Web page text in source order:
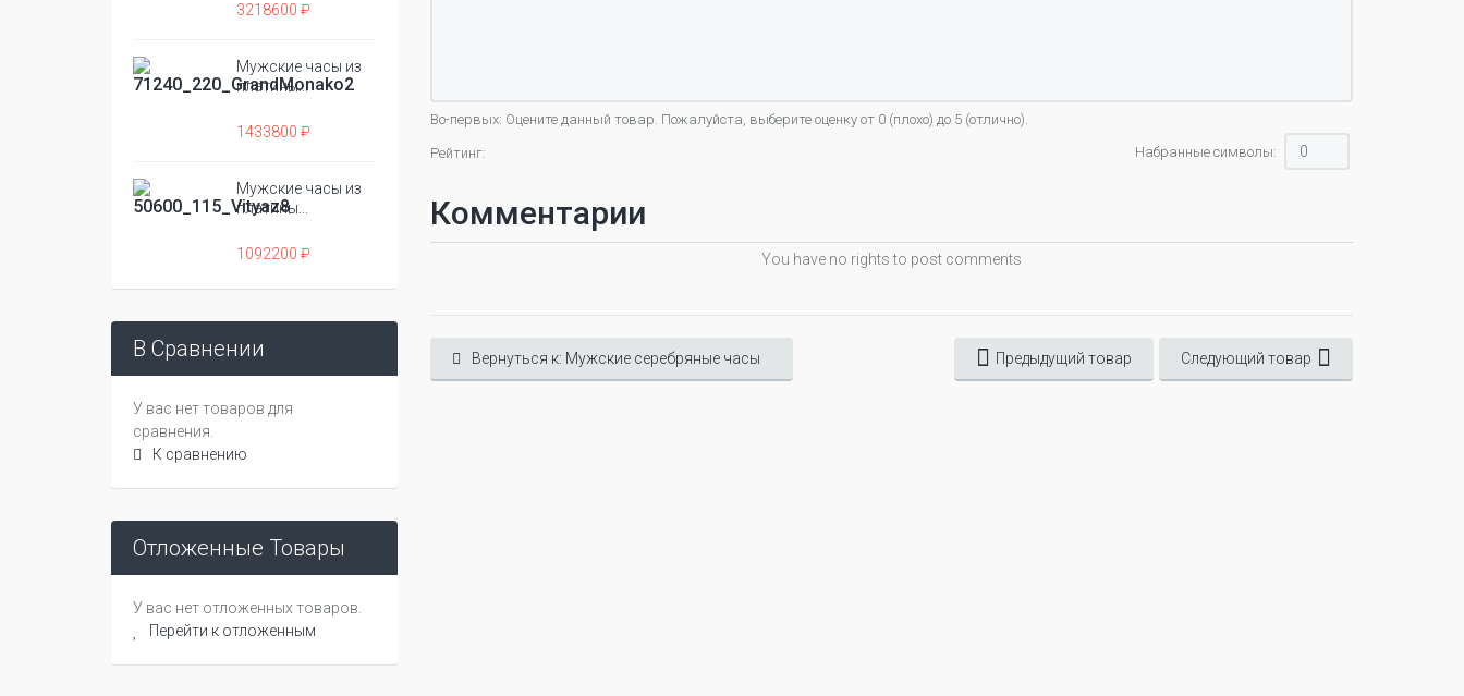
3218600 ₽
Мужские часы из
платины...
1433800 ₽
Мужские часы из
платины...
1092200 ₽
В Сравнении
У вас нет товаров для
сравнения.
К сравнению
Отложенные Товары
У вас нет отложенных товаров.
Перейти к отложенным
Во-первых: Оцените данный товар. Пожалуйста, выберите оценку от 0 (плохо) до 5 (отлично).
Рейтинг: Набранные символы:
Комментарии
You have no rights to post comments
Вернуться к: Мужские серебряные часы Предыдущий товар Следующий товар